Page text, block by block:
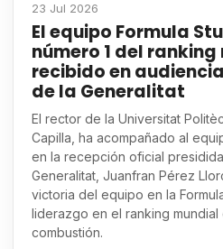
23 Jul 2026
El equipo Formula
número 1 del
recibido en
de la Generalitat
El rector de la Universitat
Capilla, ha acompañado al
en la recepción oficial
Generalitat, Juanfran Pérez
victoria del equipo en la
liderazgo en el ranking
combustión.